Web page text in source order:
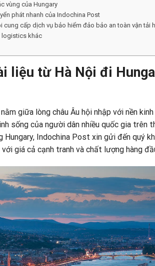
vùng của Hungary
phát nhanh của Indochina Post
cấp dịch vụ bảo hiểm đảo bảo an toàn vận tải
logistics khác
liệu từ Hà Nội đi
giữa lòng châu Âu hội nhập với nền
sống của người dân nhiều quốc gia trên
Hungary, Indochina Post xin gửi đến quý
giá cả cạnh tranh và chất lượng hàng